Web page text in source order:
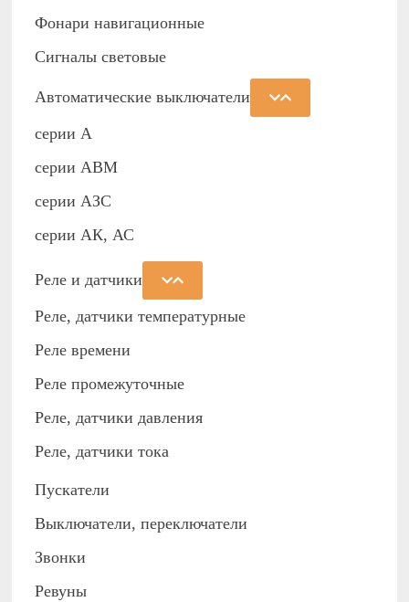
Фонари навигационные
Сигналы световые
Автоматические выключатели
серии А
серии АВМ
cерии АЗС
серии АК, АС
Реле и датчики
Реле, датчики температурные
Реле времени
Реле промежуточные
Реле, датчики давления
Реле, датчики тока
Пускатели
Выключатели, переключатели
Звонки
Ревуны